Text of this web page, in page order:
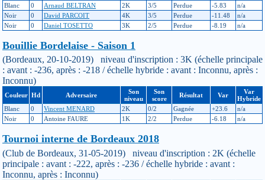
Blanc
0 Arnaud BELTRAN 2K 3/5 Perdue -5.83
n/a
Noir
0 David PARCOIT 4K 3/5 Perdue -11.48
n/a
Noir
0 Daniel TOSETTO 3K 2/5 Perdue -8.19 n/a
Bouillie Bordelaise - Saison 1
(Bordeaux, 20-10-2019) niveau d'inscription : 3K (échelle principale
: avant : -236, après : -218 / échelle hybride : avant : Inconnu, après :
Inconnu)
Couleur Hd Adversaire
Son
niveau
Son
score
Résultat Var
Var
Hybride
Blanc
0 Vincent MENARD 2K 0/2 Gagnée +23.6
n/a
Noir
0 Antoine FAURE 1K 2/2 Perdue -6.18 n/a
Tournoi interne de Bordeaux 2018
(Club de Bordeaux, 31-05-2019) niveau d'inscription : 2K (échelle
principale : avant : -222, après : -236 / échelle hybride : avant :
Inconnu, après : Inconnu)